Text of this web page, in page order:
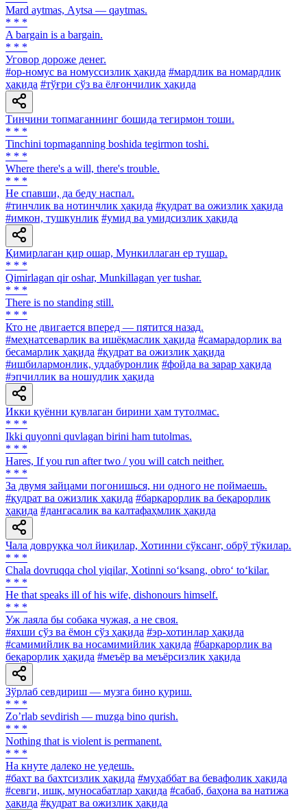
Mard aytmas, Аytsa — qaytmas.
* * *
A bargain is a bargain.
* * *
Уговор дороже денег.
#ор-номус ва номуссизлик ҳақида #мардлик ва номардлик
ҳақида #тўғри сўз ва ёлғончилик ҳақида
Тинчини топмаганнинг бошида тегирмон тоши.
* * *
Tinchini topmaganning boshida tegirmon toshi.
* * *
Where there's а will, there's trouble.
* * *
He спавши, да беду наспал.
#тинчлик ва нотинчлик ҳақида #қудрат ва ожизлик ҳақида
#имкон, тушкунлик #умид ва умидсизлик ҳақида
Қимирлаган қир ошар, Мункиллаган ер тушар.
* * *
Qimirlagan qir oshar, Munkillagan yer tushar.
* * *
There is no standing still.
* * *
Кто не двигается вперед — пятится назад.
#меҳнатсеварлик ва ишёқмаслик ҳақида #самарадорлик ва
бесамарлик ҳақида #қудрат ва ожизлик ҳақида
#ишбилармонлик, уддабуронлик #фойда ва зарар ҳақида
#эпчиллик ва ношудлик ҳақида
Икки қуённи қувлаган бирини ҳам тутолмас.
* * *
Ikki quyonni quvlagan birini ham tutolmas.
* * *
Hares, If you run after two / you will catch neither.
* * *
За двумя зайцами погонишься, ни одного не поймаешь.
#қудрат ва ожизлик ҳақида #барқарорлик ва беқарорлик
ҳақида #дангасалик ва калтафаҳмлик ҳақида
Чала довруққа чол йиқилар, Хотинни сўксанг, обрў тўкилар.
* * *
Chala dovruqqa chol yiqilar, Xotinni so‘ksang, obro‘ to‘kilar.
* * *
He that speaks ill of his wife, dishonours himself.
* * *
Уж лаяла бы собака чужая, а не своя.
#яхши сўз ва ёмон сўз ҳақида #эр-хотинлар ҳақида
#самимийлик ва носамимийлик ҳақида #барқарорлик ва
беқарорлик ҳақида #меъёр ва меъёрсизлик ҳақида
Зўрлаб севдириш — музга бино қуриш.
* * *
Zoʼrlab sevdirish — muzga bino qurish.
* * *
Nothing that is violent is permanent.
* * *
Ha кнуте далеко не уедешь.
#бахт ва бахтсизлик ҳақида #муҳаббат ва бевафолик ҳақида
#севги, ишқ, муносабатлар ҳақида #сабаб, баҳона ва натижа
ҳақида #қудрат ва ожизлик ҳақида